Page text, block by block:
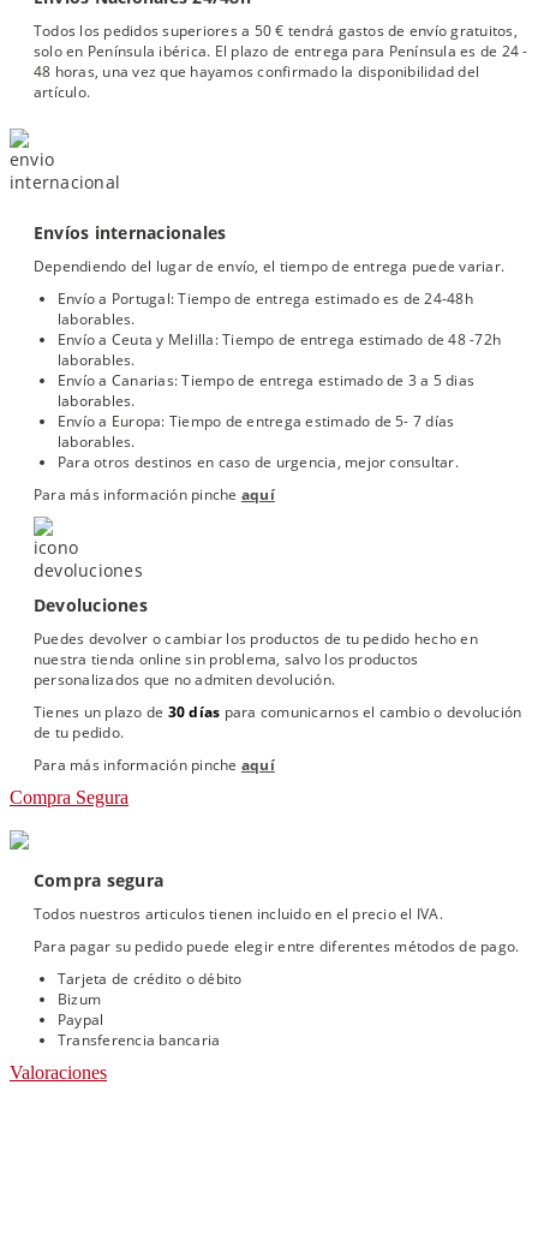
Todos los pedidos superiores a 50 € tendrá gastos de envío gratuitos,
solo en Península ibérica. El plazo de entrega para Península es de 24 -
48 horas, una vez que hayamos confirmado la disponibilidad del
artículo.
Envíos internacionales
Dependiendo del lugar de envío, el tiempo de entrega puede variar.
Envío a Portugal: Tiempo de entrega estimado es de 24-48h
laborables.
Envío a Ceuta y Melilla: Tiempo de entrega estimado de 48 -72h
laborables.
Envío a Canarias: Tiempo de entrega estimado de 3 a 5 dias
laborables.
Envío a Europa: Tiempo de entrega estimado de 5- 7 días
laborables.
Para otros destinos en caso de urgencia, mejor consultar.
Para más información pinche aquí
Devoluciones
Puedes devolver o cambiar los productos de tu pedido hecho en
nuestra tienda online sin problema, salvo los productos
personalizados que no admiten devolución.
Tienes un plazo de 30 días para comunicarnos el cambio o devolución
de tu pedido.
Para más información pinche aquí
Compra Segura
Compra segura
Todos nuestros articulos tienen incluido en el precio el IVA.
Para pagar su pedido puede elegir entre diferentes métodos de pago.
Tarjeta de crédito o débito
Bizum
Paypal
Transferencia bancaria
Valoraciones